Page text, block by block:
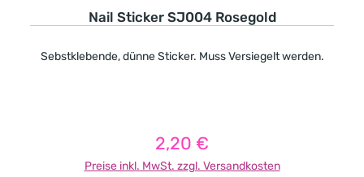
Durchschnittliche Bewertung von 0 von 5 Sternen
Nail Sticker SJ004 Rosegold
Sebstklebende, dünne Sticker. Muss Versiegelt werden.
Regulärer Preis:
2,20 €
Preise inkl. MwSt. zzgl. Versandkosten